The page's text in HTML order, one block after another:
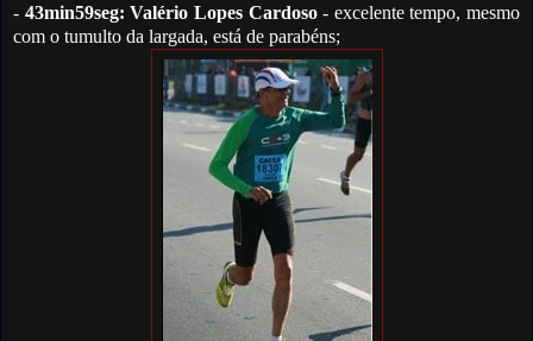
- 43min59seg: Valério Lopes Cardoso- excelente tempo, mesmo
com o tumulto da largada, está de parabéns;